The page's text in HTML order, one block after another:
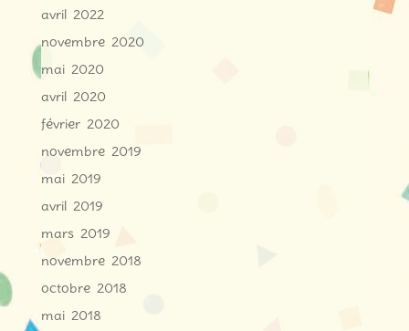
avril 2022
novembre 2020
mai 2020
avril 2020
février 2020
novembre 2019
mai 2019
avril 2019
mars 2019
novembre 2018
octobre 2018
mai 2018